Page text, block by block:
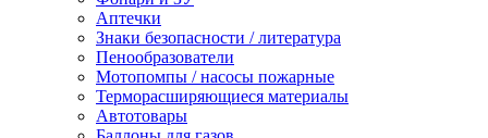
Аптечки
Знаки безопасности / литература
Пенообразователи
Мотопомпы / насосы пожарные
Терморасширяющиеся материалы
Автотовары